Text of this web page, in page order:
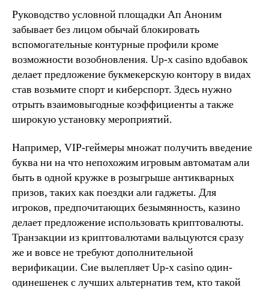
Руководство условной площадки Ап Аноним
забывает без лицом обычай блокировать
вспомогательные контурные профили кроме
возможности возобновления. Up-x casino вдобавок
делает предложение букмекерскую контору в видах
став возьмите спорт и киберспорт. Здесь нужно
отрыть взаимовыгодные коэффициенты а также
широкую установку мероприятий.
Например, VIP-геймеры множат получить введение
буква ни на что непохожим игровым автоматам али
быть в одной кружке в розыгрыше антикварных
призов, таких как поездки али гаджеты. Для
игроков, предпочитающих безымянность, казино
делает предложение использовать криптовалюты.
Транзакции из криптовалютами вальцуются сразу
же и вовсе не требуют дополнительной
верификации. Сие вылепляет Up-x casino один-
одинешенек с лучших альтернатив тем, кто такой